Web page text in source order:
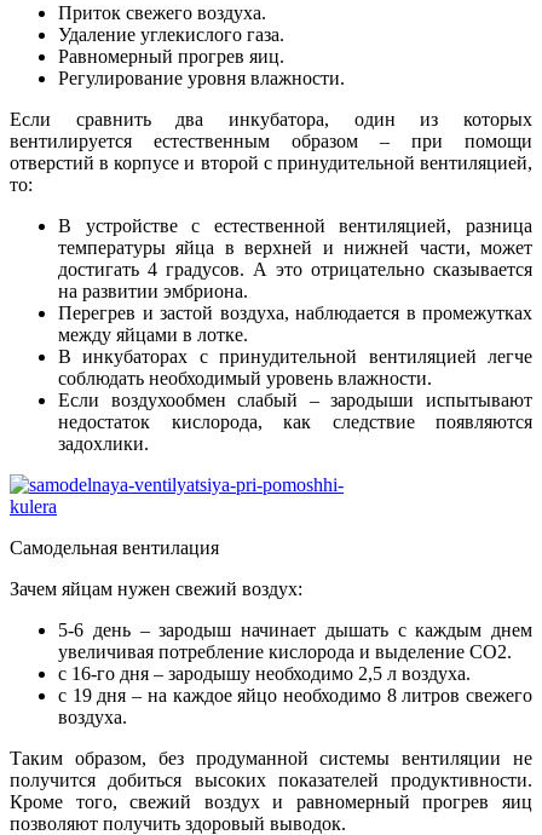
Приток свежего воздуха.
Удаление углекислого газа.
Равномерный прогрев яиц.
Регулирование уровня влажности.
Если сравнить два инкубатора, один из которых
вентилируется естественным образом – при помощи
отверстий в корпусе и второй с принудительной вентиляцией,
то:
В устройстве с естественной вентиляцией, разница
температуры яйца в верхней и нижней части, может
достигать 4 градусов. А это отрицательно сказывается
на развитии эмбриона.
Перегрев и застой воздуха, наблюдается в промежутках
между яйцами в лотке.
В инкубаторах с принудительной вентиляцией легче
соблюдать необходимый уровень влажности.
Если воздухообмен слабый – зародыши испытывают
недостаток кислорода, как следствие появляются
задохлики.
Самодельная вентилация
Зачем яйцам нужен свежий воздух:
5-6 день – зародыш начинает дышать с каждым днем
увеличивая потребление кислорода и выделение СО2.
с 16-го дня – зародышу необходимо 2,5 л воздуха.
с 19 дня – на каждое яйцо необходимо 8 литров свежего
воздуха.
Таким образом, без продуманной системы вентиляции не
получится добиться высоких показателей продуктивности.
Кроме того, свежий воздух и равномерный прогрев яиц
позволяют получить здоровый выводок.